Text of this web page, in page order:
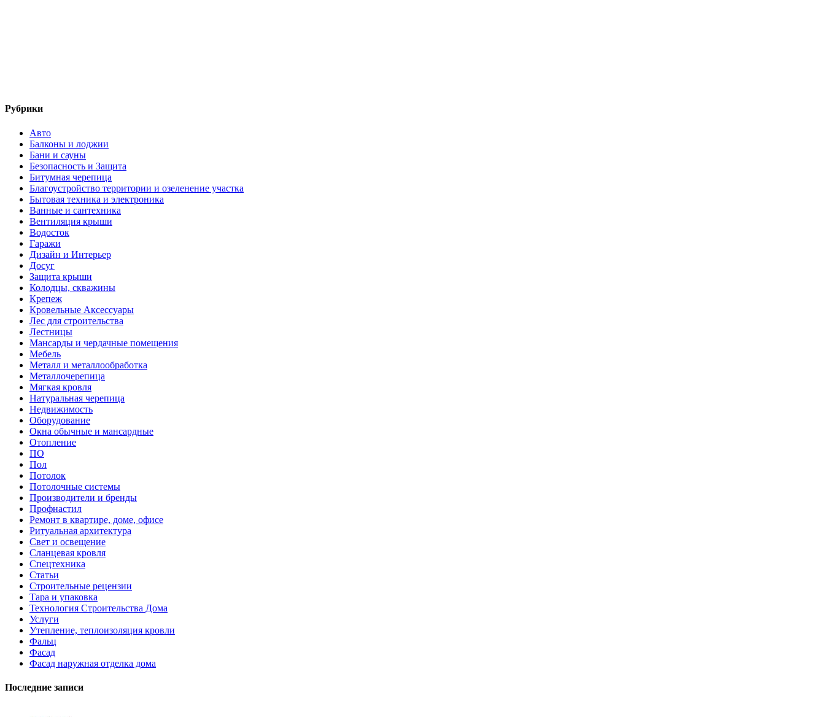
Рубрики
Авто
Балконы и лоджии
Бани и сауны
Безопасность и Защита
Битумная черепица
Благоустройство территории и озеленение участка
Бытовая техника и электроника
Ванные и сантехника
Вентиляция крыши
Водосток
Гаражи
Дизайн и Интерьер
Досуг
Защита крыши
Колодцы, скважины
Крепеж
Кровельные Аксессуары
Лес для строительства
Лестницы
Мансарды и чердачные помещения
Мебель
Металл и металлообработка
Металлочерепица
Мягкая кровля
Натуральная черепица
Недвижимость
Оборудование
Окна обычные и мансардные
Отопление
ПО
Пол
Потолок
Потолочные системы
Производители и бренды
Профнастил
Ремонт в квартире, доме, офисе
Ритуальная архитектура
Свет и освещение
Сланцевая кровля
Спецтехника
Статьи
Строительные рецензии
Тара и упаковка
Технология Строительства Дома
Услуги
Утепление, теплоизоляция кровли
Фальц
Фасад
Фасад наружная отделка дома
Последние записи